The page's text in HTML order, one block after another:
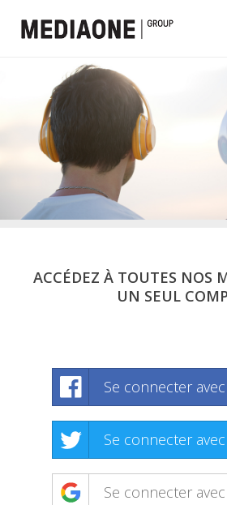
ACCÉDEZ À TOUTES NOS
UN SEUL
Se connecter
Se connecter
Se connecter